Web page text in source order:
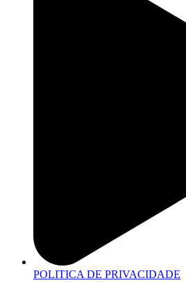
POLITICA DE PRIVACIDADE